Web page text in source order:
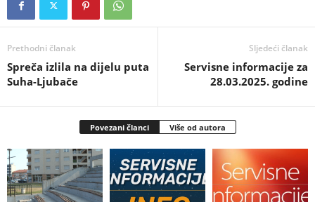
Prethodni članak
Spreča izlila na dijelu puta
Suha-Ljubače
Sljedeći članak
Servisne informacije za
28.03.2025. godine
Povezani članci Više od autora